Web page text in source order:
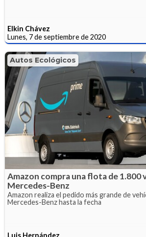
Elkin Chávez
Lunes, 7 de septiembre de 2020
Autos Ecológicos
Amazon compra una flota de 1.800
Mercedes-Benz
Amazon realiza el pedido más grande de
Mercedes-Benz hasta la fecha